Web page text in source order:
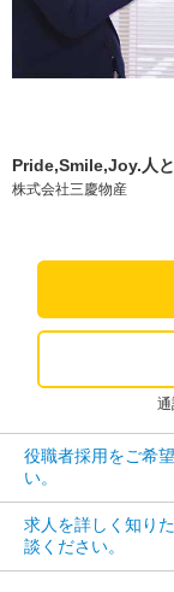
Pride,Smile,Joy.人と
株式会社三慶物産
通
役職者採用をご希
い。
求人を詳しく知り
談ください。